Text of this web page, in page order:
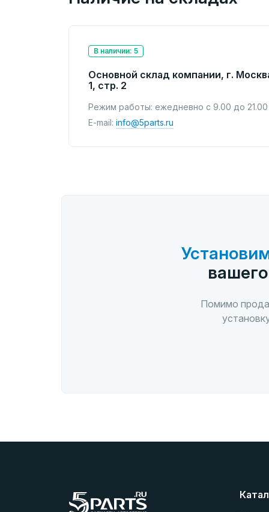
В наличии: 5
Основной склад компании, г.
1, стр. 2
Режим работы: ежедневно с 9.00 до 21.00
E-mail: info@5parts.ru
Помимо